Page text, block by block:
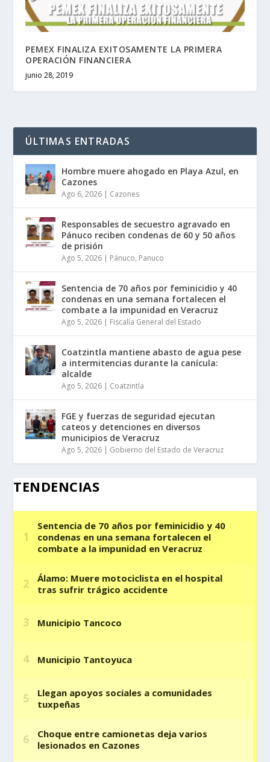
PEMEX FINALIZA EXITOSAMENTE LA PRIMERA
OPERACIÓN FINANCIERA
junio 28, 2019
ÚLTIMAS ENTRADAS
Hombre muere ahogado en Playa Azul, en
Cazones
Ago 6, 2026 | Cazones
Responsables de secuestro agravado en
Pánuco reciben condenas de 60 y 50 años
de prisión
Ago 5, 2026 | Pánuco, Panuco
Sentencia de 70 años por feminicidio y 40
condenas en una semana fortalecen el
combate a la impunidad en Veracruz
Ago 5, 2026 | Fiscalía General del Estado
Coatzintla mantiene abasto de agua pese
a intermitencias durante la canícula:
alcalde
Ago 5, 2026 | Coatzintla
FGE y fuerzas de seguridad ejecutan
cateos y detenciones en diversos
municipios de Veracruz
Ago 5, 2026 | Gobierno del Estado de Veracruz
TENDENCIAS